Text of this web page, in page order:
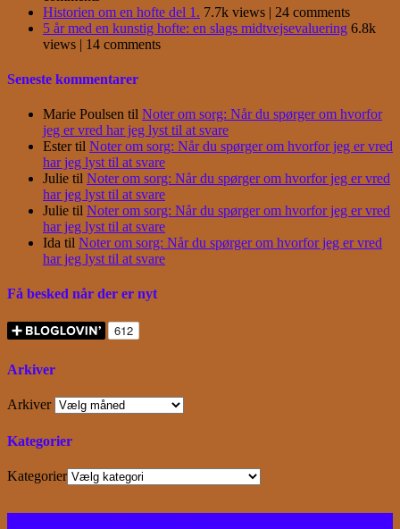
Historien om en hofte del 1. 7.7k views | 24 comments
5 år med en kunstig hofte: en slags midtvejsevaluering 6.8k
views | 14 comments
Seneste kommentarer
Marie Poulsen til Noter om sorg: Når du spørger om hvorfor
jeg er vred har jeg lyst til at svare
Estertil Noter om sorg: Når du spørger om hvorfor jeg er vred
har jeg lyst til at svare
Julie til Noter om sorg: Når du spørger om hvorfor jeg er vred
har jeg lyst til at svare
Julie til Noter om sorg: Når du spørger om hvorfor jeg er vred
har jeg lyst til at svare
Ida til Noter om sorg: Når du spørger om hvorfor jeg er vred
har jeg lyst til at svare
Få besked når der er nyt
Arkiver
Arkiver
Kategorier
Kategorier